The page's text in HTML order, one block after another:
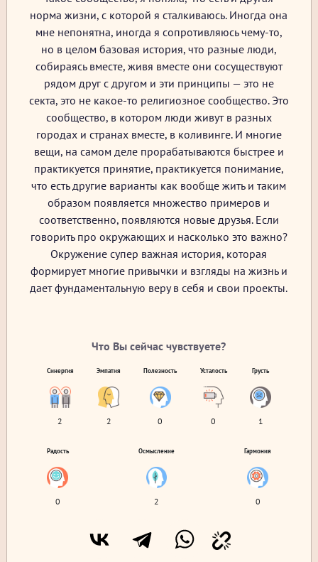
норма жизни, с которой я сталкиваюсь. Иногда она
мне непонятна, иногда я сопротивляюсь чему-то,
но в целом базовая история, что разные люди,
собираясь вместе, живя вместе они сосуществуют
рядом друг с другом и эти принципы — это не
секта, это не какое-то религиозное сообщество. Это
сообщество, в котором люди живут в разных
городах и странах вместе, в коливинге. И многие
вещи, на самом деле прорабатываются быстрее и
практикуется принятие, практикуется понимание,
что есть другие варианты как вообще жить и таким
образом появляется множество примеров и
соответственно, появляются новые друзья. Если
говорить про окружающих и насколько это важно?
Окружение супер важная история, которая
формирует многие привычки и взгляды на жизнь и
дает фундаментальную веру в себя и свои проекты.
Что Вы сейчас чувствуете?
Синергия
2
Эмпатия
2
Полезность
0
Усталость
0
Грусть
1
Радость
0
Осмысление
2
Гармония
0